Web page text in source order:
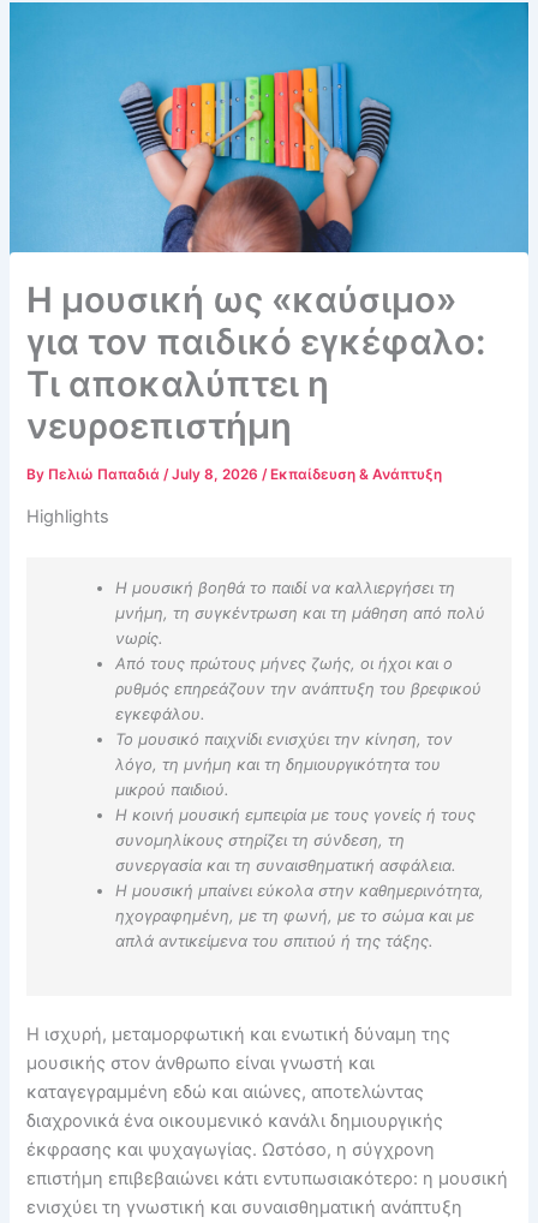
Η μουσική ως «καύσιμο»
για τον παιδικό εγκέφαλο:
Τι αποκαλύπτει η
νευροεπιστήμη
By Πελιώ Παπαδιά/July 8, 2026/Εκπαίδευση & Ανάπτυξη
Highlights
Η μουσική βοηθά το παιδί να καλλιεργήσει τη
μνήμη, τη συγκέντρωση και τη μάθηση από πολύ
νωρίς.
Από τους πρώτους μήνες ζωής, οι ήχοι και ο
ρυθμός επηρεάζουν την ανάπτυξη του βρεφικού
εγκεφάλου.
Το μουσικό παιχνίδι ενισχύει την κίνηση, τον
λόγο, τη μνήμη και τη δημιουργικότητα του
μικρού παιδιού.
Η κοινή μουσική εμπειρία με τους γονείς ή τους
συνομηλίκους στηρίζει τη σύνδεση, τη
συνεργασία και τη συναισθηματική ασφάλεια.
Η μουσική μπαίνει εύκολα στην καθημερινότητα,
ηχογραφημένη, με τη φωνή, με το σώμα και με
απλά αντικείμενα του σπιτιού ή της τάξης.
Η ισχυρή, μεταμορφωτική και ενωτική δύναμη της
μουσικής στον άνθρωπο είναι γνωστή και
καταγεγραμμένη εδώ και αιώνες, αποτελώντας
διαχρονικά ένα οικουμενικό κανάλι δημιουργικής
έκφρασης και ψυχαγωγίας. Ωστόσο, η σύγχρονη
επιστήμη επιβεβαιώνει κάτι εντυπωσιακότερο: η μουσική
ενισχύει τη γνωστική και συναισθηματική ανάπτυξη